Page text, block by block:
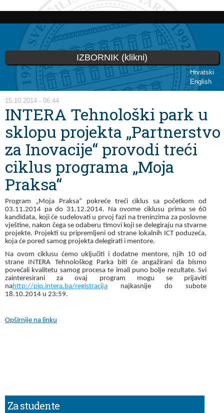
Skip to
content
Hrvatski
English
IZBORNIK (klikni)
You are here
15.10.2014 - 06:44
INTERA Tehnološki park u
sklopu projekta „Partnerstvo
za Inovacije“ provodi treći
ciklus programa „Moja
Praksa“
Program „Moja Praksa“ pokreće treći ciklus sa početkom od
03.11.2014 pa do 31.12.2014. Na ovome ciklusu prima se 60
kandidata, koji će sudelovati u prvoj fazi na treninzima za poslovne
vještine, nakon čega se odaberu timovi koji se delegiraju na stvarne
projekte. Projekti su pripremljeni od strane lokalnih ICT poduzeća,
koja će pored samog projekta delegirati i mentore.
Na ovom ciklusu ćemo uključiti i dodatne mentore, njih 10 od
strane INTERA Tehnološkog Parka biti će angažirani da bismo
povećali kvalitetu samog procesa te imali puno bolje rezultate. Svi
zainteresirani za ovaj program mogu se prijaviti
nahttp://pip.intera.ba/registracija najkasnije do subote
18.10.2014 u 23:59.
Opširnije na linku
Za studente